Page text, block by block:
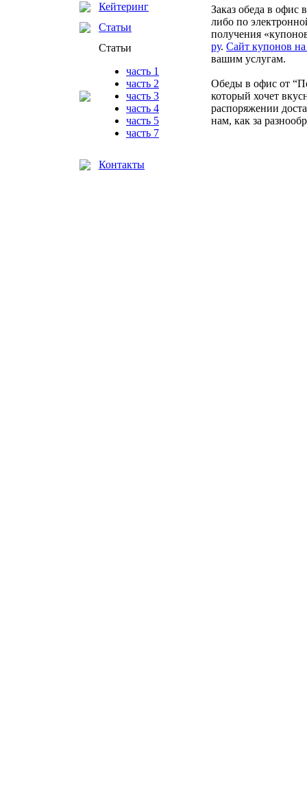
Кейтеринг
Статьи
Статьи
часть 1
часть 2
часть 3
часть 4
часть 5
часть 7
Контакты
Заказ обеда в офис
либо по
получения
ру. Сайт купонов
вашим услугам.
Обеды в офис от
который хочет
распоряжении
нам, как за